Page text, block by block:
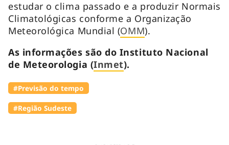
estudar o clima passado e a produzir Normais
Climatológicas conforme a Organização
Meteorológica Mundial (OMM).
As informações são do Instituto Nacional
de Meteorologia (Inmet).
#Previsão do tempo
#Região Sudeste